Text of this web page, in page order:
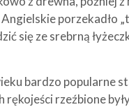
porzekadło
się ze srebrną
bardzo popularne
rękojeści rzeźbione